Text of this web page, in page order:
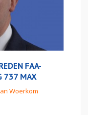
FAA-
737 MAX
Woerkom